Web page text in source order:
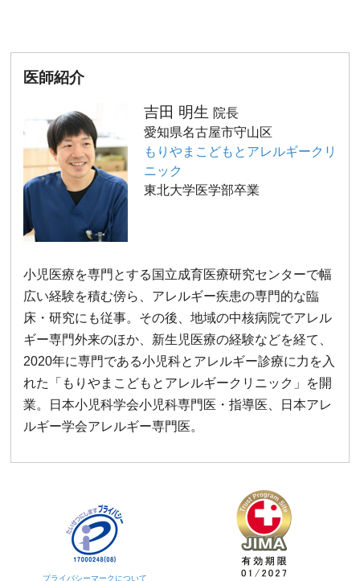
医師紹介
吉田 明生 院長
愛知県名古屋市守山区
もりやまこどもとアレルギークリ
ニック
東北大学医学部卒業
小児医療を専門とする国立成育医療研究センターで幅
広い経験を積む傍ら、アレルギー疾患の専門的な臨
床・研究にも従事。その後、地域の中核病院でアレル
ギー専門外来のほか、新生児医療の経験などを経て、
2020年に専門である小児科とアレルギー診療に力を入
れた「もりやまこどもとアレルギークリニック」を開
業。日本小児科学会小児科専門医・指導医、日本アレ
ルギー学会アレルギー専門医。